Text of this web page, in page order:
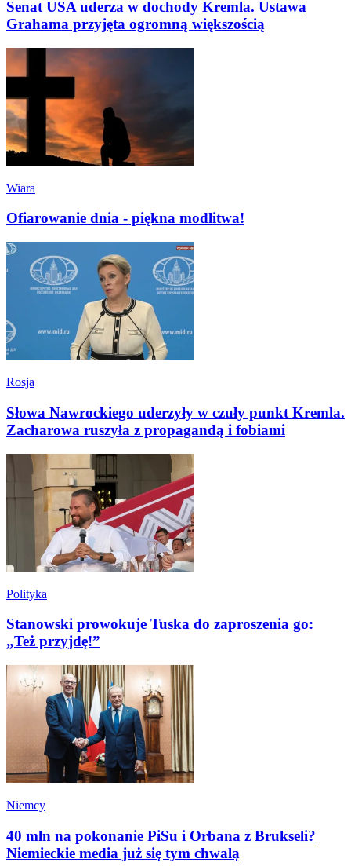
Senat USA uderza w dochody Kremla. Ustawa
Grahama przyjęta ogromną większością
Wiara
Ofiarowanie dnia - piękna modlitwa!
Rosja
Słowa Nawrockiego uderzyły w czuły punkt Kremla.
Zacharowa ruszyła z propagandą i fobiami
Polityka
Stanowski prowokuje Tuska do zaproszenia go:
„Też przyjdę!”
Niemcy
40 mln na pokonanie PiSu i Orbana z Brukseli?
Niemieckie media już się tym chwalą